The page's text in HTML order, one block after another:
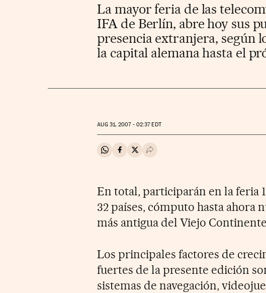
La mayor feria de las
IFA de Berlín, abre hoy sus
presencia extranjera, según
la capital alemana hasta el
AUG31, 2007 - 02:37EDT
Compartir en Whatsapp
Compartir en Facebook
Compartir en Twitter
Desplegar Redes Sociales
En total, participarán en la feria
32 países, cómputo hasta ahora
más antigua del Viejo
Los principales factores de
fuertes de la presente edición
sistemas de navegación,